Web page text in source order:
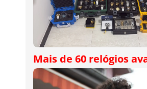
Mais de 60 relógios